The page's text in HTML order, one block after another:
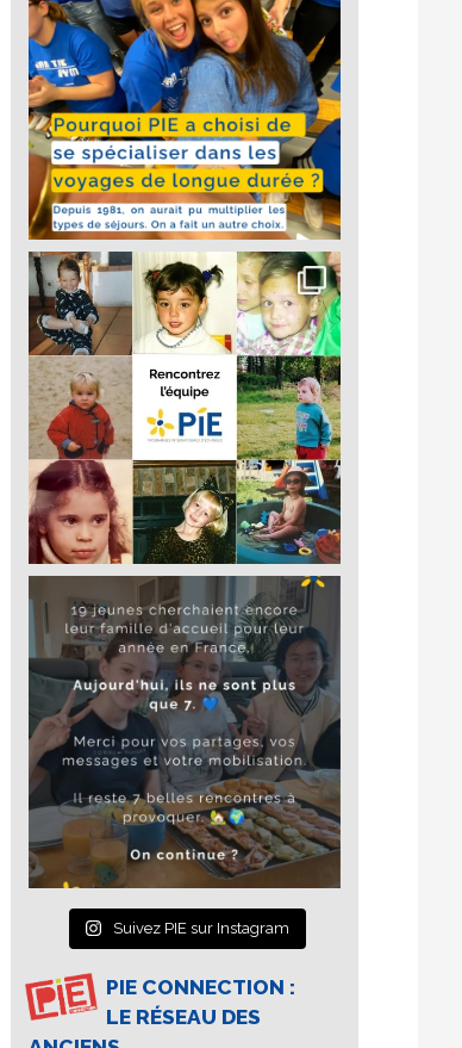
Suivez PIE sur Instagram
PIE CONNECTION :
LE RÉSEAU DES